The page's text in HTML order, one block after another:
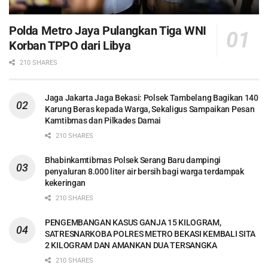
Polda Metro Jaya Pulangkan Tiga WNI
Korban TPPO dari Libya
210 SHARES
Jaga Jakarta Jaga Bekasi: Polsek Tambelang Bagikan 140
Karung Beras kepada Warga, Sekaligus Sampaikan Pesan
Kamtibmas dan Pilkades Damai
210 SHARES
Bhabinkamtibmas Polsek Serang Baru dampingi
penyaluran 8.000 liter air bersih bagi warga terdampak
kekeringan
210 SHARES
PENGEMBANGAN KASUS GANJA 15 KILOGRAM,
SATRESNARKOBA POLRES METRO BEKASI KEMBALI SITA
2 KILOGRAM DAN AMANKAN DUA TERSANGKA
210 SHARES